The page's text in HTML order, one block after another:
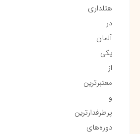
هتلداری
در
آلمان
یکی
از
معتبرترین
و
پرطرفدارترین
دوره‌های